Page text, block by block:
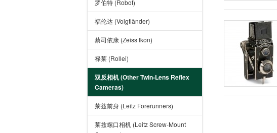
罗伯特 (Robot)
福伦达 (Voigtländer)
蔡司依康 (Zeiss Ikon)
禄莱 (Rollei)
双反相机 (Other Twin-Lens Reflex
Cameras)
莱兹前身 (Leitz Forerunners)
莱兹螺口相机 (Leitz Screw-Mount